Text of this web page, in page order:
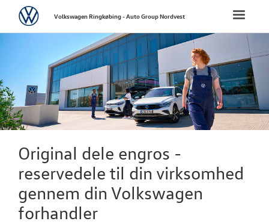
FORSIDE
NYE
NYE VAREBILER
CALIFORNIA
Toggle
VolkswagenVolkswagen Ringkøbing - Auto Group Nordvest
Original dele engros -
reservedele til din virksomhed
gennem din Volkswagen
forhandler